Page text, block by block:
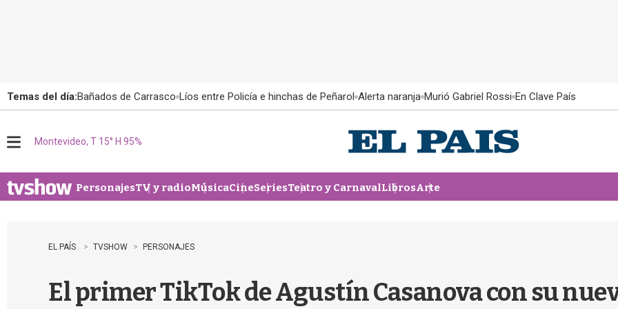
Temas del día:Bañados de Carrasco Líos entre Policía e hinchas de Peñarol Alerta naranja Murió Gabriel Rossi En Clave País
u
Montevideo, T 15° H 95%
PersonajesTV y radioMúsicaCineSeriesTeatro y CarnavalLibrosArte
EL PAÍS TVSHOW PERSONAJES
El primer TikTok de Agustín Casanova con su